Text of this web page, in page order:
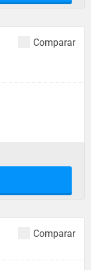
Comparar
Comparar